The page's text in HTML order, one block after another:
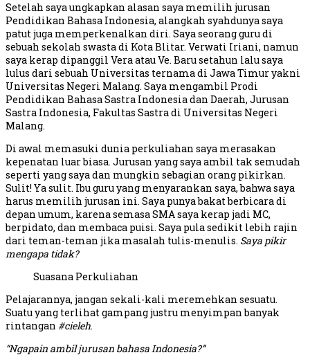
Setelah saya ungkapkan alasan saya memilih jurusan
Pendidikan Bahasa Indonesia, alangkah syahdunya saya
patut juga memperkenalkan diri. Saya seorang guru di
sebuah sekolah swasta di Kota Blitar. Verwati Iriani, namun
saya kerap dipanggil Vera atau Ve. Baru setahun lalu saya
lulus dari sebuah Universitas ternama di Jawa Timur yakni
Universitas Negeri Malang. Saya mengambil Prodi
Pendidikan Bahasa Sastra Indonesia dan Daerah, Jurusan
Sastra Indonesia, Fakultas Sastra di Universitas Negeri
Malang.
Di awal memasuki dunia perkuliahan saya merasakan
kepenatan luar biasa. Jurusan yang saya ambil tak semudah
seperti yang saya dan mungkin sebagian orang pikirkan.
Sulit! Ya sulit. Ibu guru yang menyarankan saya, bahwa saya
harus memilih jurusan ini. Saya punya bakat berbicara di
depan umum, karena semasa SMA saya kerap jadi MC,
berpidato, dan membaca puisi. Saya pula sedikit lebih rajin
dari teman-teman jika masalah tulis-menulis. Saya pikir
mengapa tidak?
Suasana Perkuliahan
Pelajarannya, jangan sekali-kali meremehkan sesuatu.
Suatu yang terlihat gampang justru menyimpan banyak
rintangan #cieleh.
“Ngapain ambil jurusan bahasa Indonesia?”